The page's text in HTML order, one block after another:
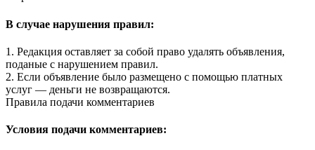
В случае нарушения правил:
1. Редакция оставляет за собой право удалять объявления,
поданые с нарушением правил.
2. Если объявление было размещено с помощью платных
услуг — деньги не возвращаются.
Правила подачи комментариев
Условия подачи комментариев: